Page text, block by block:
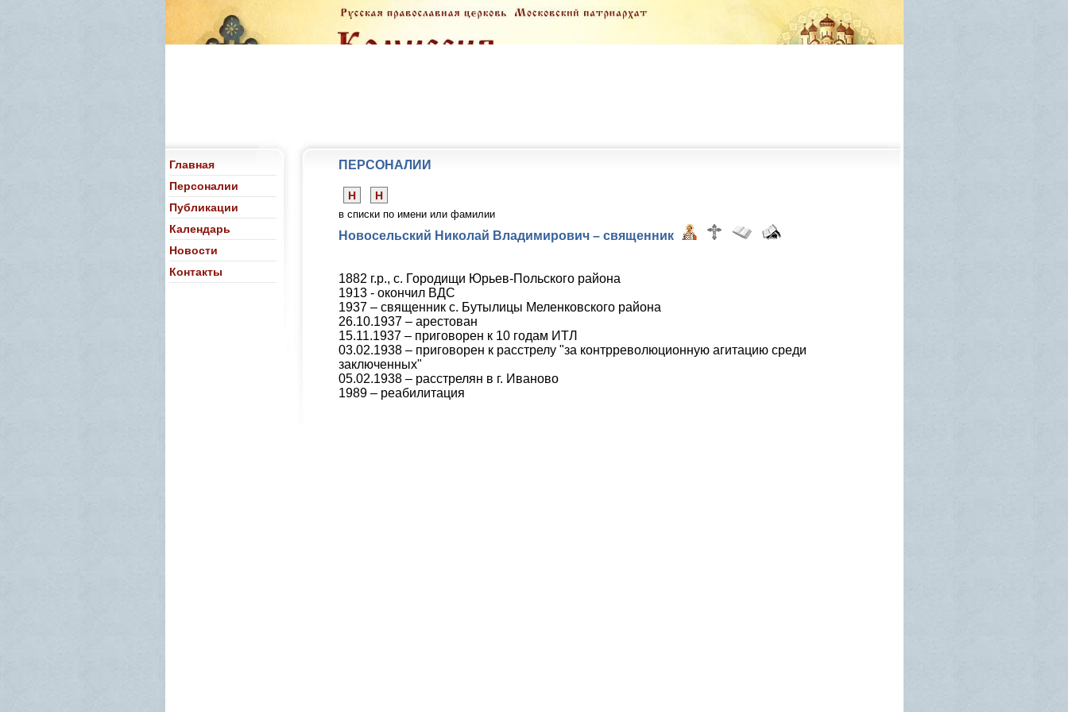
Главная
Персоналии
Публикации
Календарь
Новости
Контакты
ПЕРСОНАЛИИ
Н Н
в списки по имени или фамилии
Новосельский Николай Владимирович – священник
1882 г.р., с. Городищи Юрьев-Польского района
1913 - окончил ВДС
1937 – священник с. Бутылицы Меленковского района
26.10.1937 – арестован
15.11.1937 – приговорен к 10 годам ИТЛ
03.02.1938 – приговорен к расстрелу "за контрреволюционную агитацию среди
заключенных"
05.02.1938 – расстрелян в г. Иваново
1989 – реабилитация